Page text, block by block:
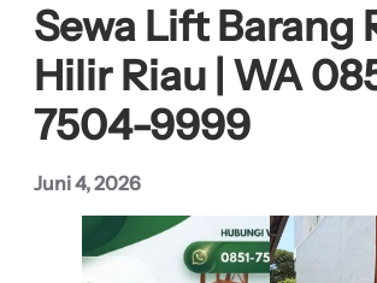
Sewa Lift Barang
Hilir Riau | WA
7504-9999
Juni 4, 2026